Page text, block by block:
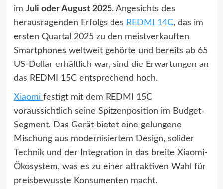
im Juli oder August 2025. Angesichts des
herausragenden Erfolgs des REDMI 14C, das im
ersten Quartal 2025 zu den meistverkauften
Smartphones weltweit gehörte und bereits ab 65
US-Dollar erhältlich war, sind die Erwartungen an
das REDMI 15C entsprechend hoch.
Xiaomi festigt mit dem REDMI 15C
voraussichtlich seine Spitzenposition im Budget-
Segment. Das Gerät bietet eine gelungene
Mischung aus modernisiertem Design, solider
Technik und der Integration in das breite Xiaomi-
Ökosystem, was es zu einer attraktiven Wahl für
preisbewusste Konsumenten macht.